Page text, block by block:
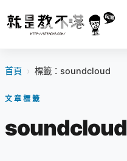
首頁 › 標籤：soundcloud
文章標籤
soundcloud